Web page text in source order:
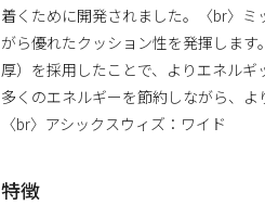
着くために開発されました。〈br〉ミ
がら優れたクッション性を発揮しま
厚）を採用したことで、よりエネルギ
多くのエネルギーを節約しながら、よ
〈br〉アシックスウィズ：ワイド
特徴